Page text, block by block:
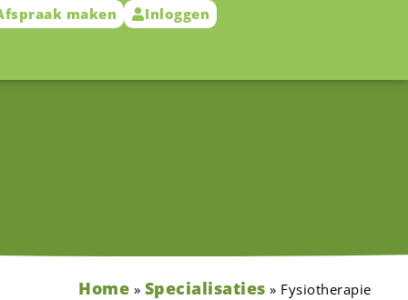
maken Inloggen
Home » Specialisaties » Fysiotherapie